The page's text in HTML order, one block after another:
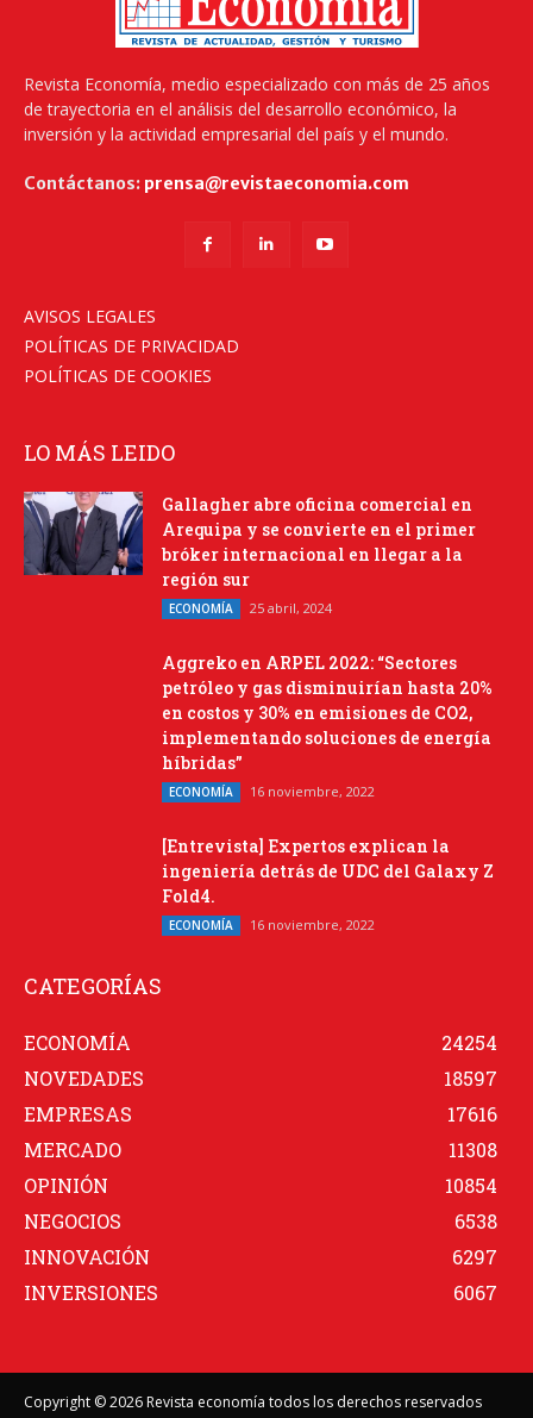
Revista Economía, medio especializado con más de 25 años
de trayectoria en el análisis del desarrollo económico, la
inversión y la actividad empresarial del país y el mundo.
Contáctanos: prensa@revistaeconomia.com
AVISOS LEGALES
POLÍTICAS DE PRIVACIDAD
POLÍTICAS DE COOKIES
LO MÁS LEIDO
Gallagher abre oficina comercial en
Arequipa y se convierte en el primer
bróker internacional en llegar a la
región sur
ECONOMÍA 25 abril, 2024
Aggreko en ARPEL 2022: “Sectores
petróleo y gas disminuirían hasta 20%
en costos y 30% en emisiones de CO2,
implementando soluciones de energía
híbridas”
ECONOMÍA 16 noviembre, 2022
[Entrevista] Expertos explican la
ingeniería detrás de UDC del Galaxy Z
Fold4.
ECONOMÍA 16 noviembre, 2022
CATEGORÍAS
ECONOMÍA
24254
NOVEDADES
18597
EMPRESAS
17616
MERCADO
11308
OPINIÓN
10854
NEGOCIOS
6538
INNOVACIÓN
6297
INVERSIONES
6067
Copyright © 2026 Revista economía todos los derechos reservados